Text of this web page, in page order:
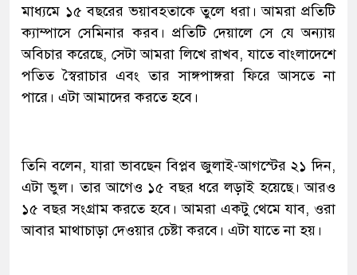
মাধ্যমে ১৫ বছরের ভয়াবহতাকে তুলে ধরা। আমরা প্রতিটি
ক্যাম্পাসে সেমিনার করব। প্রতিটি দেয়ালে সে যে অন্যায়
অবিচার করেছে, সেটা আমরা লিখে রাখব, যাতে বাংলাদেশে
পতিত স্বৈরাচার এবং তার সাঙ্গপাঙ্গরা ফিরে আসতে না
পারে। এটা আমাদের করতে হবে।
তিনি বলেন, যারা ভাবছেন বিপ্লব জুলাই-আগস্টের ২১ দিন,
এটা ভুল। তার আগেও ১৫ বছর ধরে লড়াই হয়েছে। আরও
১৫ বছর সংগ্রাম করতে হবে। আমরা একটু থেমে যাব, ওরা
আবার মাথাচাড়া দেওয়ার চেষ্টা করবে। এটা যাতে না হয়।